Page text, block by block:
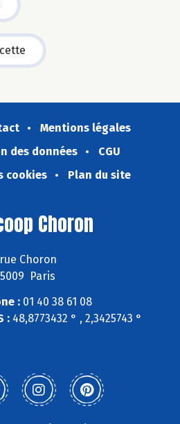
Mentions légales
des données
CGU
cookies
Plan du site
Choron
Choron
Paris
:01 40 38 61 08
:48,8773432 ° , 2,3425743 °